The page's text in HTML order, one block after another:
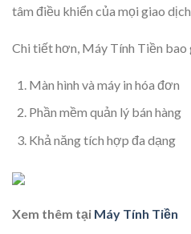
tâm điều khiển của mọi giao
Chi tiết hơn, Máy Tính Tiền bao
Màn hình và máy in hóa đơn
Phần mềm quản lý bán hàng
Khả năng tích hợp đa dạng
Xem thêm tại Máy Tính Tiền